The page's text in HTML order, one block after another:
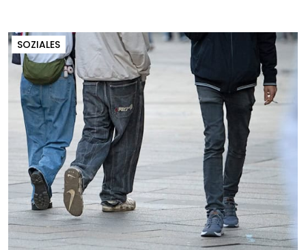
SOZIALES